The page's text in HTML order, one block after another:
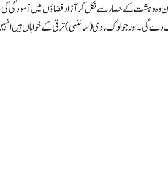
دہشت کے حصار سے نکل کر آزاد فضاؤں میں آسودگی
جو لوگ مادی (سائنسی) ترقی کے خواہاں ہیں انہیں